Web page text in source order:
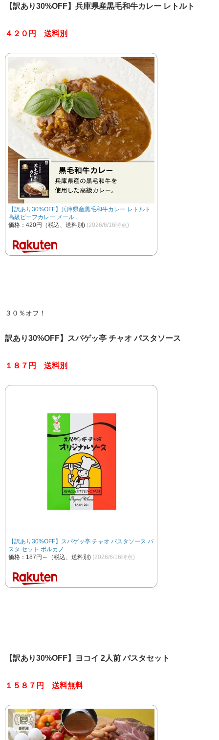
【訳あり30%OFF】兵庫県産黒毛和牛カレー レトルト
４２０円 送料別
【訳あり30%OFF】兵庫県産黒毛和牛カレー レトルト
高級ビーフカレー メール...
価格：420円（税込、送料別) (2026/6/16時点)
３０％オフ！
訳あり30%OFF】スパゲッ亭 チャオ パスタソース
１８７円 送料別
【訳あり30%OFF】スパゲッ亭 チャオ パスタソース パ
スタ セット ボルカノ...
価格：187円～（税込、送料別) (2026/6/16時点)
【訳あり30%OFF】ヨコイ 2人前 パスタセット
１５８７円 送料無料